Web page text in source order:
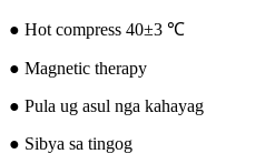
● Hot compress 40±3 ℃
● Magnetic therapy
● Pula ug asul nga kahayag
● Sibya sa tingog